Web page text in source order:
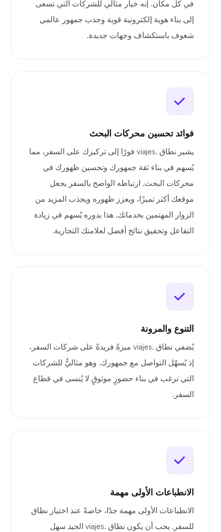
في كل مكان. إنه خيار مثالي للشركات التي تسعى
إلى بناء هوية إلكترونية قوية وجذب جمهور عالمي
شغوف باستكشاف وجهات جديدة.
فوائد تحسين محركات البحث
يشير نطاق .viajes فورًا إلى تركيزك على السفر، مما
يُسهم في بناء ثقة جمهورك وتحسين ظهورك في
محركات البحث. ارتباطه الواضح بالسفر يجعل
موقعك أكثر تميزًا، ويعزز ظهوره ويجذب المزيد من
الزوار المهتمين بخدماتك. هذا بدوره يُسهم في زيادة
التفاعل وتحقيق نتائج أفضل لعلامتك التجارية.
التنوع والمرونة
يُضفي نطاق .viajes ميزةً فريدةً على شركات السفر،
إذ يُسهّل التواصل مع جمهورك. وهو مثاليٌّ للشركات
التي ترغب في بناء حضورٍ موثوقٍ لا يُنسى في قطاع
السفر.
الانطباعات الأولى مهمة
الانطباعات الأولى مهمة جدًا، خاصةً عند اختيار نطاق
للسفر. يجب أن يكون نطاق .viajes الجيد سهل